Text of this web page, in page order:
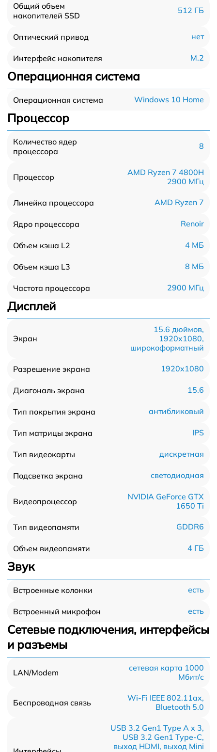
Общий объем
накопителей SSD
512 ГБ
Оптический привод нет
Интерфейс накопителя M.2
Операционная система
Операционная система Windows 10 Home
Процессор
Количество ядер
процессора
8
Процессор
AMD Ryzen 7 4800H
2900 МГц
Линейка процессора AMD Ryzen 7
Ядро процессора Renoir
Объем кэша L2 4 МБ
Объем кэша L3 8 МБ
Частота процессора 2900 МГц
Дисплей
Экран
15.6 дюймов,
1920x1080,
широкоформатный
Разрешение экрана 1920x1080
Диагональ экрана 15.6
Тип покрытия экрана антибликовый
Тип матрицы экрана IPS
Тип видеокарты дискретная
Подсветка экрана светодиодная
Видеопроцессор
NVIDIA GeForce GTX
1650 Ti
Тип видеопамяти GDDR6
Объем видеопамяти 4 ГБ
Звук
Встроенные колонки есть
Встроенный микрофон есть
Сетевые подключения, интерфейсы
и разъемы
LAN/Modem
сетевая карта 1000
Мбит/c
Беспроводная связь
Wi-Fi IEEE 802.11ax,
Bluetooth 5.0
USB 3.2 Gen1 Type A x 3,
USB 3.2 Gen1 Type-С,
выход HDMI, выход Mini